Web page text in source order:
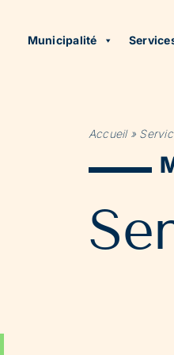
Municipalité
Accueil»